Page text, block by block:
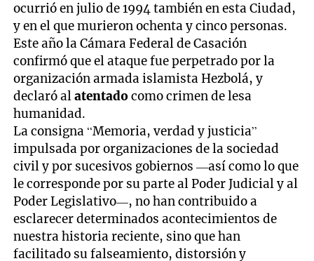
ocurrió en julio de 1994 también en esta Ciudad,
y en el que murieron ochenta y cinco personas.
Este año la Cámara Federal de Casación
confirmó que el ataque fue perpetrado por la
organización armada islamista Hezbolá, y
declaró alatentadocomo crimen de lesa
humanidad.
La consigna “Memoria, verdad y justicia”
impulsada por organizaciones de la sociedad
civil y por sucesivos gobiernos —así como lo que
le corresponde por su parte al Poder Judicial y al
Poder Legislativo—, no han contribuido a
esclarecer determinados acontecimientos de
nuestra historia reciente, sino que han
facilitado su falseamiento, distorsión y